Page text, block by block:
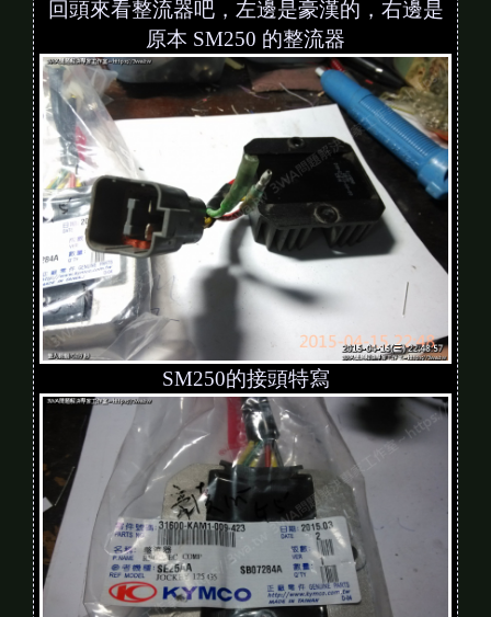
回頭來看整流器吧，左邊是豪漢的，右邊是
原本 SM250 的整流器
SM250的接頭特寫